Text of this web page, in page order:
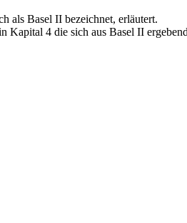
als Basel II bezeichnet, erläutert.
4 die sich aus Basel II